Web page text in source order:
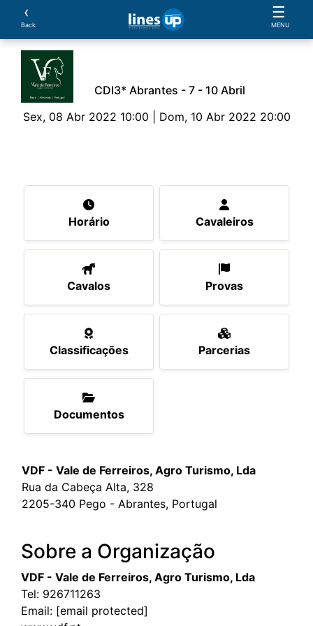
‹
Back
☰
MENU
CDI3* Abrantes - 7 - 10 Abril
Sex, 08 Abr 2022 10:00 | Dom, 10 Abr 2022 20:00
Horário Cavaleiros
Cavalos Provas
Classificações Parcerias
Documentos
VDF - Vale de Ferreiros, Agro Turismo, Lda
Rua da Cabeça Alta, 328
2205-340 Pego - Abrantes, Portugal
Sobre a Organização
VDF - Vale de Ferreiros, Agro Turismo, Lda
Tel: 926711263
Email: [email protected]